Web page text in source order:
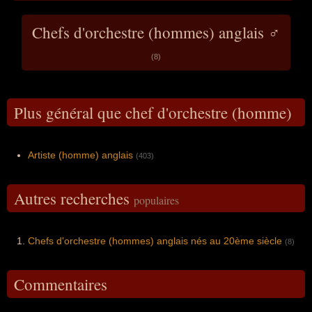
Chefs d'orchestre (hommes) anglais ♂
(8)
Plus général que chef d'orchestre (homme)
Artiste (homme) anglais (403)
Autres recherches populaires
Chefs d'orchestre (hommes) anglais nés au 20ème siècle (8)
Commentaires